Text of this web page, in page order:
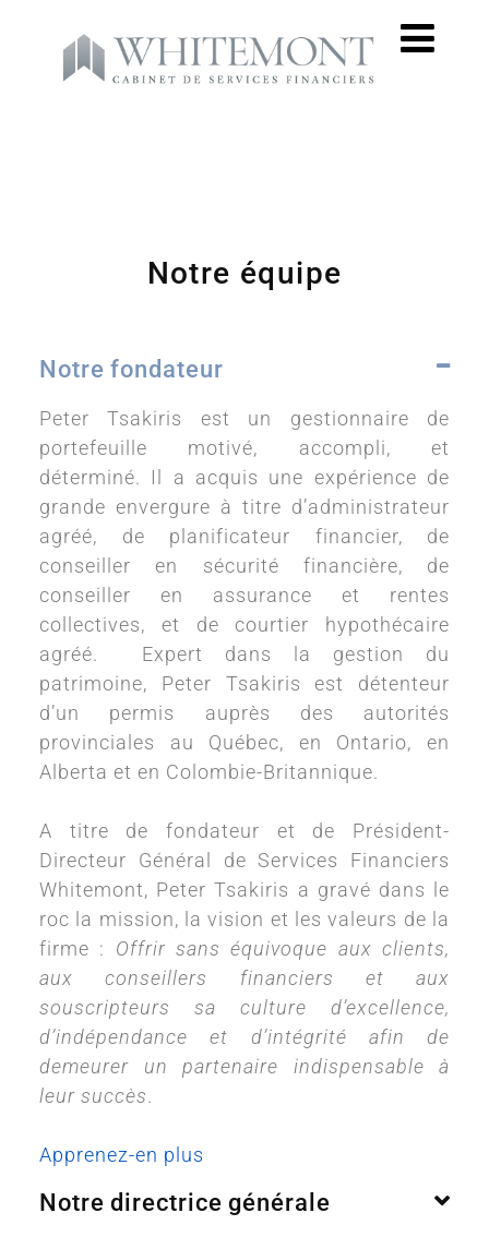
Notre équipe
Notre fondateur
Peter Tsakiris est un gestionnaire de
portefeuille motivé, accompli, et
déterminé. Il a acquis une expérience de
grande envergure à titre d’administrateur
agréé, de planificateur financier, de
conseiller en sécurité financière, de
conseiller en assurance et rentes
collectives, et de courtier hypothécaire
agréé.
Expert dans la gestion du
patrimoine, Peter Tsakiris est détenteur
d’un permis auprès des autorités
provinciales au Québec, en Ontario, en
Alberta et en Colombie-Britannique.
A titre de fondateur et de Président-
Directeur Général de Services Financiers
Whitemont, Peter Tsakiris a gravé dans le
roc la mission, la vision et les valeurs de la
firme : Offrir sans équivoque aux clients,
aux conseillers financiers et aux
souscripteurs sa culture d’excellence,
d’indépendance et d’intégrité afin de
demeurer un partenaire indispensable à
leur succès.
Apprenez-en plus
Notre directrice générale